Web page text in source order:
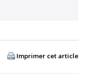
Imprimer cet article